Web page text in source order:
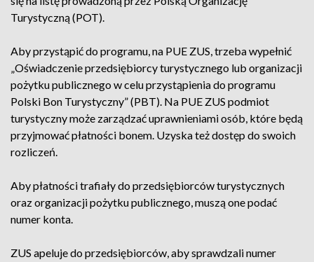
Turystyczną (POT).
Aby przystąpić do programu, na PUE ZUS, trzeba wypełnić
„Oświadczenie przedsiębiorcy turystycznego lub organizacji
pożytku publicznego w celu przystąpienia do programu
Polski Bon Turystyczny” (PBT). Na PUE ZUS podmiot
turystyczny może zarządzać uprawnieniami osób, które będą
przyjmować płatności bonem. Uzyska też dostęp do swoich
rozliczeń.
Aby płatności trafiały do przedsiębiorców turystycznych
oraz organizacji pożytku publicznego, muszą one podać
numer konta.
ZUS apeluje do przedsiębiorców, aby sprawdzali numer